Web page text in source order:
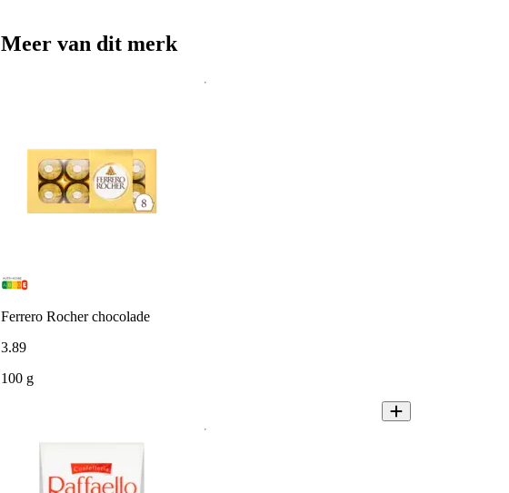
Meer van dit merk
Ferrero Rocher chocolade
3.89
100 g